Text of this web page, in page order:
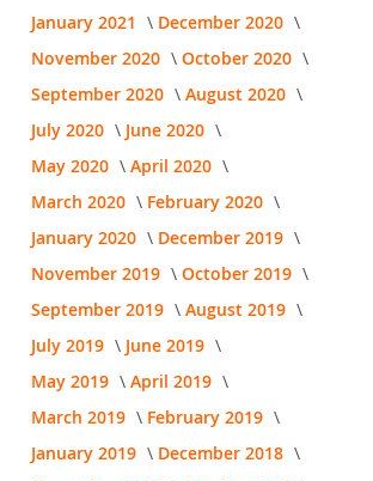
January 2021
December 2020
November 2020
October 2020
September 2020
August 2020
July 2020
June 2020
May 2020
April 2020
March 2020
February 2020
January 2020
December 2019
November 2019
October 2019
September 2019
August 2019
July 2019
June 2019
May 2019
April 2019
March 2019
February 2019
January 2019
December 2018